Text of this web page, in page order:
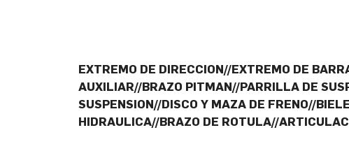
EXTREMO DE DIRECCION//EXTREMO DE
AUXILIAR//BRAZO PITMAN//PARRILLA DE
SUSPENSION//DISCO Y MAZA DE FRENO//
HIDRAULICA//BRAZO DE ROTULA//